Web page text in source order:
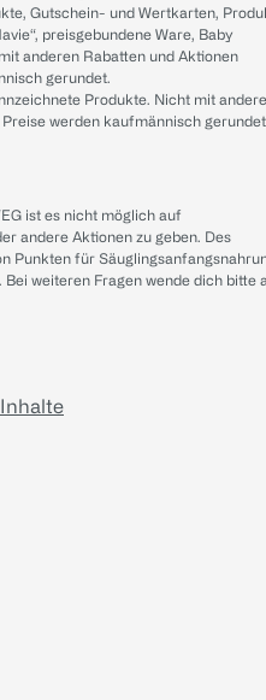
Gutschein- und Wertkarten,
preisgebundene Ware, Baby
anderen Rabatten und Aktionen
gerundet.
Produkte. Nicht mit
werden kaufmännisch
ist es nicht möglich auf
andere Aktionen zu geben. Des
Punkten für
Bei weiteren Fragen wende dich bitte